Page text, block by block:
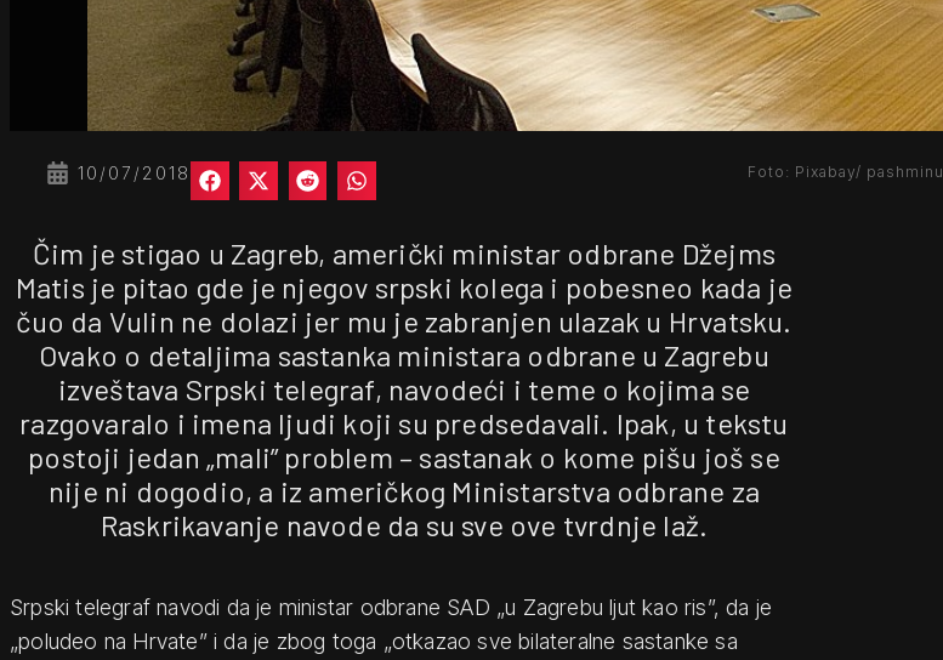
10/07/2018 Foto: Pixabay/ pashminu
Čim je stigao u Zagreb, američki ministar odbrane Džejms
Matis je pitao gde je njegov srpski kolega i pobesneo kada je
čuo da Vulin ne dolazi jer mu je zabranjen ulazak u Hrvatsku.
Ovako o detaljima sastanka ministara odbrane u Zagrebu
izveštava Srpski telegraf, navodeći i teme o kojima se
razgovaralo i imena ljudi koji su predsedavali. Ipak, u tekstu
postoji jedan „mali” problem – sastanak o kome pišu još se
nije ni dogodio, a iz američkog Ministarstva odbrane za
Raskrikavanje navode da su sve ove tvrdnje laž.
Srpski telegraf navodi da je ministar odbrane SAD „u Zagrebu ljut kao ris”, da je
„poludeo na Hrvate” i da je zbog toga „otkazao sve bilateralne sastanke sa